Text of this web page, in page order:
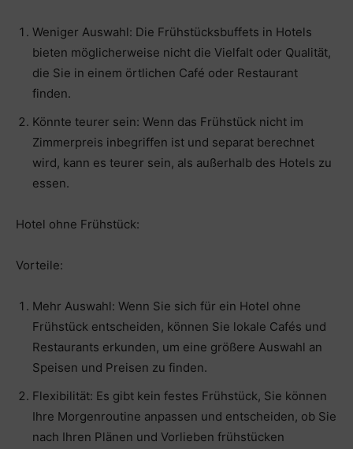
Weniger Auswahl: Die Frühstücksbuffets in Hotels
bieten möglicherweise nicht die Vielfalt oder Qualität,
die Sie in einem örtlichen Café oder Restaurant
finden.
Könnte teurer sein: Wenn das Frühstück nicht im
Zimmerpreis inbegriffen ist und separat berechnet
wird, kann es teurer sein, als außerhalb des Hotels zu
essen.
Hotel ohne Frühstück:
Vorteile:
Mehr Auswahl: Wenn Sie sich für ein Hotel ohne
Frühstück entscheiden, können Sie lokale Cafés und
Restaurants erkunden, um eine größere Auswahl an
Speisen und Preisen zu finden.
Flexibilität: Es gibt kein festes Frühstück, Sie können
Ihre Morgenroutine anpassen und entscheiden, ob Sie
nach Ihren Plänen und Vorlieben frühstücken